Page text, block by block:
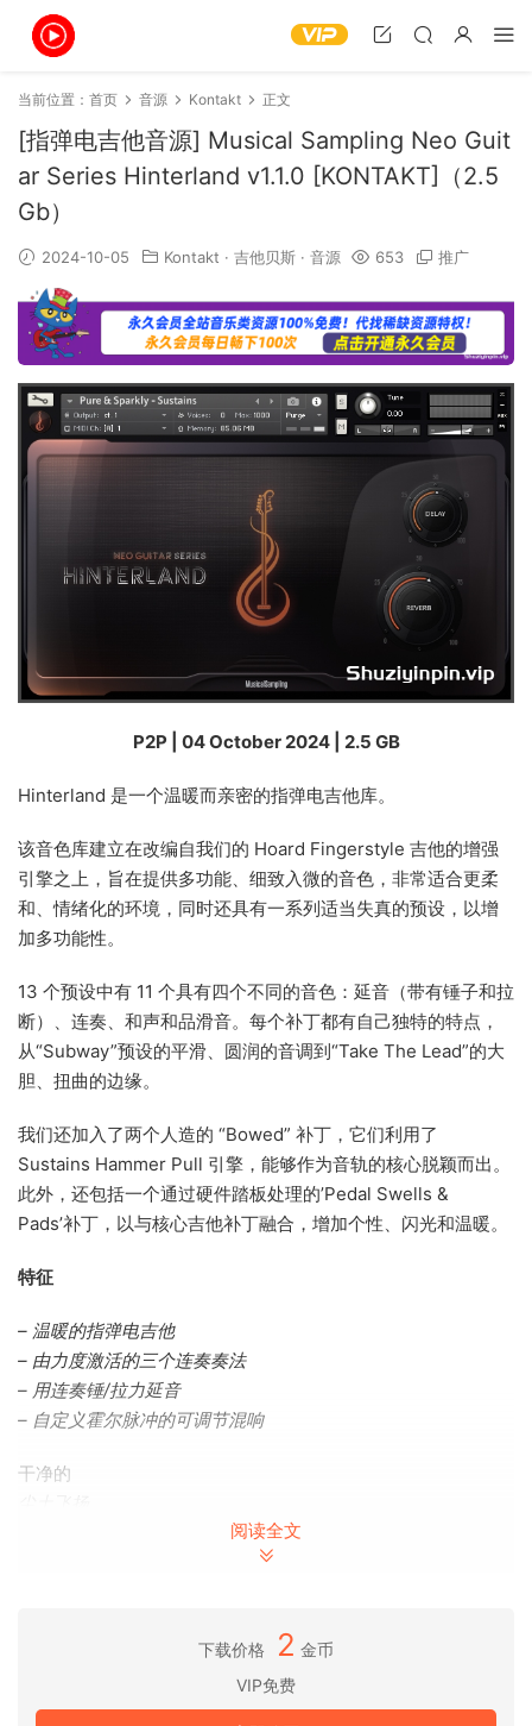
当前位置： 首页 音源 Kontakt 正文
[指弹电吉他音源] Musical Sampling Neo Guit
ar Series Hinterland v1.1.0 [KONTAKT]（2.5
Gb）
2024-10-05 Kontakt · 吉他贝斯 · 音源 653 推广
P2P | 04 October 2024 | 2.5 GB
Hinterland 是一个温暖而亲密的指弹电吉他库。
该音色库建立在改编自我们的 Hoard Fingerstyle 吉他的增强
引擎之上，旨在提供多功能、细致入微的音色，非常适合更柔
和、情绪化的环境，同时还具有一系列适当失真的预设，以增
加多功能性。
13 个预设中有 11 个具有四个不同的音色：延音（带有锤子和拉
断）、连奏、和声和品滑音。每个补丁都有自己独特的特点，
从“Subway”预设的平滑、圆润的音调到“Take The Lead”的大
胆、扭曲的边缘。
我们还加入了两个人造的 “Bowed” 补丁，它们利用了
Sustains Hammer Pull 引擎，能够作为音轨的核心脱颖而出。
此外，还包括一个通过硬件踏板处理的’Pedal Swells &
Pads’补丁，以与核心吉他补丁融合，增加个性、闪光和温暖。
特征
– 温暖的指弹电吉他
– 由力度激活的三个连奏奏法
– 用连奏锤/拉力延音
– 自定义霍尔脉冲的可调节混响
干净的
维加斯
阅读全文
下载价格 2 金币
VIP免费